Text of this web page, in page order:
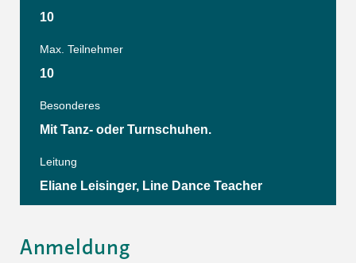
10
Max. Teilnehmer
10
Besonderes
Mit Tanz- oder Turnschuhen.
Leitung
Eliane Leisinger, Line Dance Teacher
Anmeldung